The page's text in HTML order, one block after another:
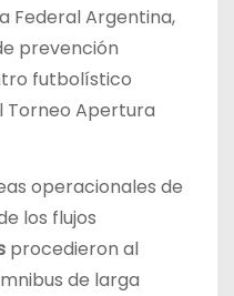
Federal Argentina,
prevención
futbolístico
Torneo Apertura
operacionales de
los flujos
procedieron al
de larga